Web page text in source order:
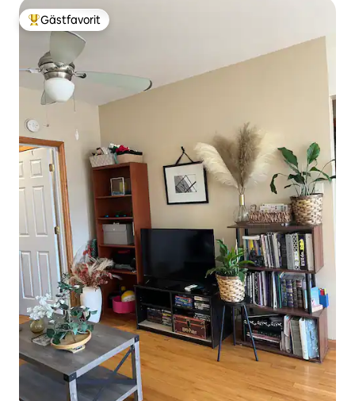
Populär gästfavorit
Gästfavorit